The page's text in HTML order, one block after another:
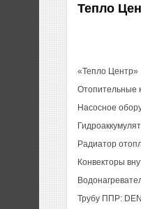
Тепло
«Тепло Центр»
Отопительные
Насосное
Радиатор
Конвекторы
Трубу ППР: